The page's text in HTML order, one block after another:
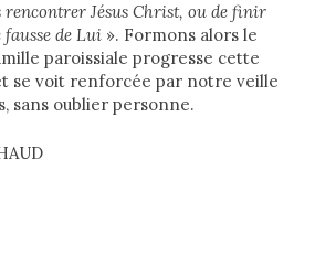
rencontrer Jésus Christ, ou de finir
de Lui ». Formons alors le
paroissiale progresse cette
se voit renforcée par notre veille
sans oublier personne.